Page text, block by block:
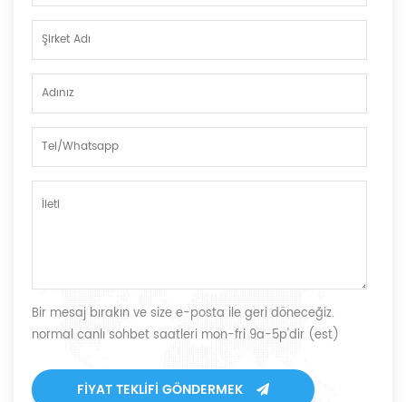
Bir mesaj bırakın ve size e-posta ile geri döneceğiz.
normal canlı sohbet saatleri mon-fri 9a-5p'dir (est)
FIYAT TEKLIFI GÖNDERMEK